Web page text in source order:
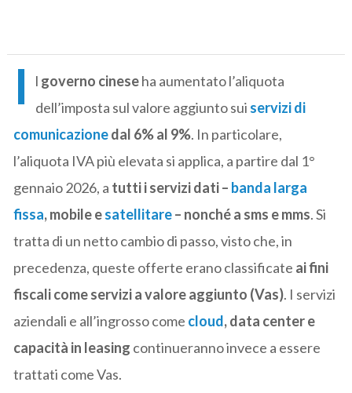
I l governo cineseha aumentato l’aliquota
dell’imposta sul valore aggiunto sui servizi di
comunicazionedal 6% al 9%. In particolare,
l’aliquota IVA più elevata si applica, a partire dal 1°
gennaio 2026, a tutti i servizi dati – banda larga
fissa, mobile esatellitare– nonché a sms e mms. Si
tratta di un netto cambio di passo, visto che, in
precedenza, queste offerte erano classificate ai fini
fiscali come servizi a valore aggiunto (Vas). I servizi
aziendali e all’ingrosso come cloud, data center e
capacità in leasing continueranno invece a essere
trattati come Vas.